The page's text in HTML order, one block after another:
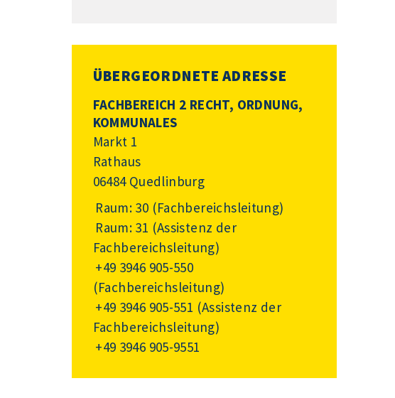
ÜBERGEORDNETE ADRESSE
FACHBEREICH 2 RECHT, ORDNUNG,
KOMMUNALES
Markt 1
Rathaus
06484 Quedlinburg
Raum: 30 (Fachbereichsleitung)
Raum: 31 (Assistenz der
Fachbereichsleitung)
+49 3946 905-550
(Fachbereichsleitung)
+49 3946 905-551 (Assistenz der
Fachbereichsleitung)
+49 3946 905-9551